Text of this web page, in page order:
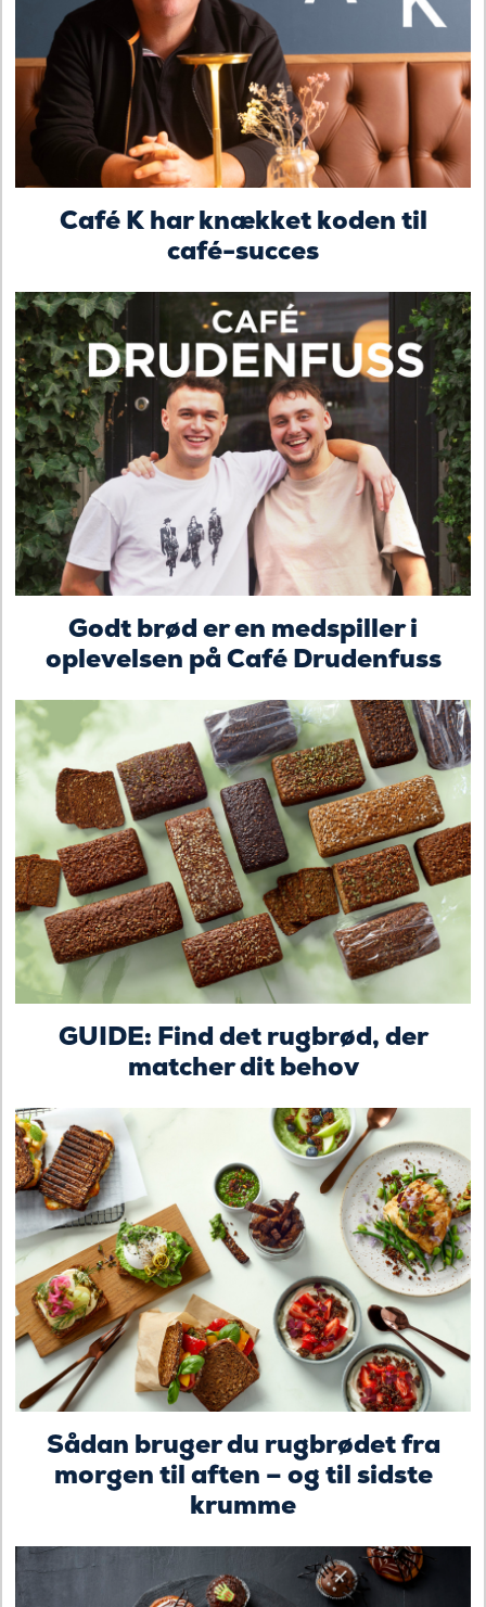
Café K har knækket koden til
café-succes
Godt brød er en medspiller i
oplevelsen på Café Drudenfuss
GUIDE: Find det rugbrød, der
matcher dit behov
Sådan bruger du rugbrødet fra
morgen til aften – og til sidste
krumme